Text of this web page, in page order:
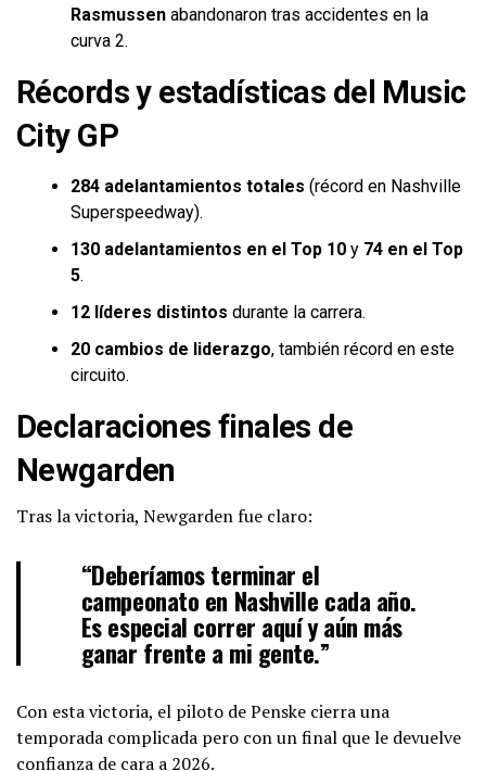
Rasmussen abandonaron tras accidentes en la
curva 2.
Récords y estadísticas del Music
City GP
284 adelantamientos totales (récord en Nashville
Superspeedway).
130 adelantamientos en el Top 10 y 74 en el Top
5.
12 líderes distintos durante la carrera.
20 cambios de liderazgo, también récord en este
circuito.
Declaraciones finales de
Newgarden
Tras la victoria, Newgarden fue claro:
“Deberíamos terminar el
campeonato en Nashville cada año.
Es especial correr aquí y aún más
ganar frente a mi gente.”
Con esta victoria, el piloto de Penske cierra una
temporada complicada pero con un final que le devuelve
confianza de cara a 2026.